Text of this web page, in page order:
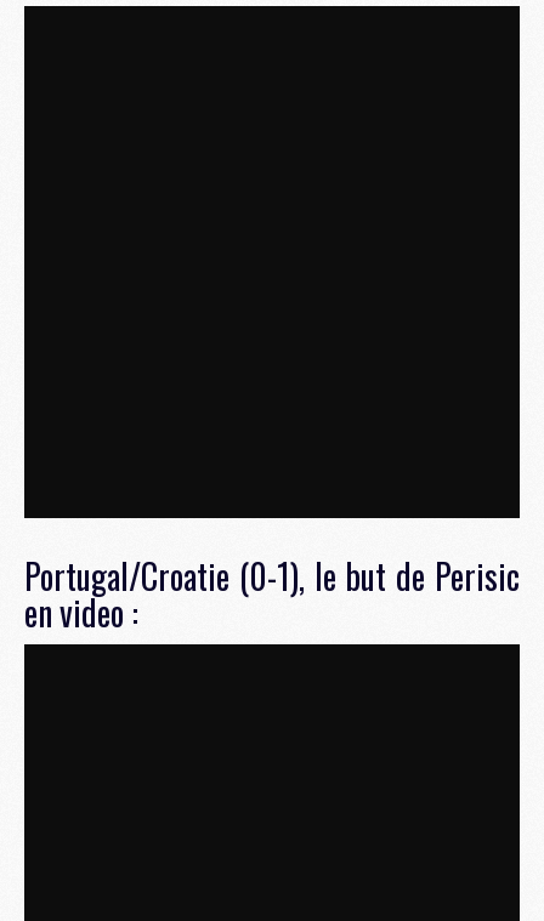
Portugal/Croatie (0-1), le but de Perisic
en video :